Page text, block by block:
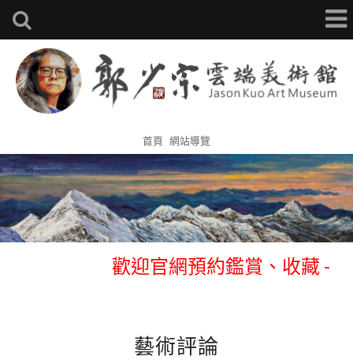
首頁 網站導覽
歡迎官網預約鑑賞、收藏 -
0933314105 張先生
藝術評論